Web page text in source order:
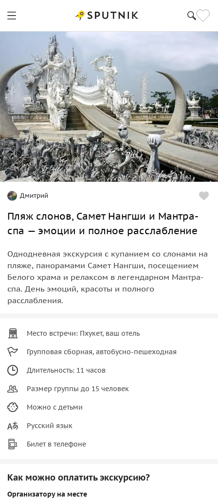
Дмитрий
Пляж слонов, Самет Нангши и Мантра-
спа — эмоции и полное расслабление
Однодневная экскурсия с купанием со слонами на
пляже, панорамами Самет Нангши, посещением
Белого храма и релаксом в легендарном Мантра-
спа. День эмоций, красоты и полного
расслабления.
Место встречи: Пхукет, ваш отель
Групповая сборная, автобусно-пешеходная
Длительность: 11 часов
Размер группы до 15 человек
Можно с детьми
Русский язык
Билет в телефоне
Как можно оплатить экскурсию?
Организатору на месте